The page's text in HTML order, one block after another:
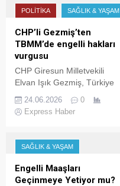
şampiyonluğuna ulaştı.
İşitme Engelliler Spor
Federasyonu bünyesinde
mücadele eden millî takımın
elde ettiği tarihi başarı spor
Futbolu Koordinasyon
Kurulu Başkanı Kerim Vural,
şampiyonluğun ardından
POLITIKA SAĞLIK & YAŞAM
CHP’li Gezmiş’ten
TBMM’de engelli hakları
vurgusu
CHP Giresun Milletvekili
Elvan Işık Gezmiş, Türkiye
Genel Kurulu’nda yaptığı
konuşmada engelli
sorunlara dikkat çekti.
Gezmiş, engelli
vatandaşların eğitimden
istihdama, sosyal haklardan
24.06.2026
0
Express Haber
SAĞLIK & YAŞAM
Engelli Maaşları
Geçinmeye Yetiyor mu?